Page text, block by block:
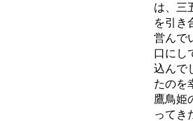
は、三
を引き
営んで
口にし
込んで
たのを
鷹鳥姫
ってき